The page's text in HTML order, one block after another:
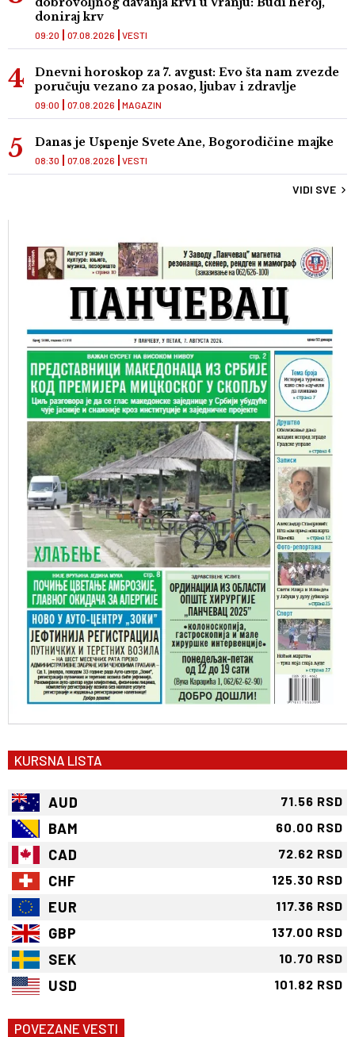
doniraj krv
VESTI
09:20 07.08.2026
Dnevni horoskop za 7. avgust: Evo šta nam zvezde
poručuju vezano za posao, ljubav i zdravlje
MAGAZIN
09:00 07.08.2026
Danas je Uspenje Svete Ane, Bogorodičine majke
VESTI
08:30 07.08.2026
VIDI SVE
KURSNA LISTA
AUD 71.56 RSD
BAM 60.00 RSD
CAD 72.62 RSD
CHF 125.30 RSD
EUR 117.36 RSD
GBP 137.00 RSD
SEK 10.70 RSD
USD 101.82 RSD
POVEZANE VESTI